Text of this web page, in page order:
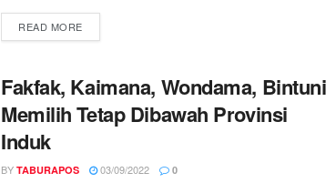
READ MORE
Fakfak, Kaimana, Wondama, Bintuni
Memilih Tetap Dibawah Provinsi
Induk
BY TABURAPOS 03/09/2022 0